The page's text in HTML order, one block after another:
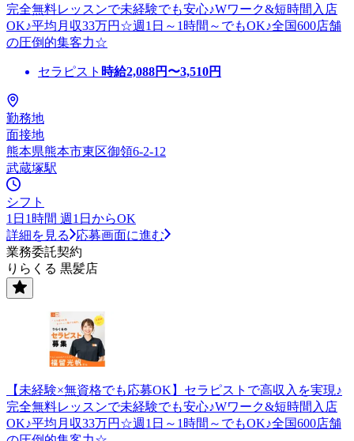
完全無料レッスンで未経験でも安心♪Wワーク&短時間入店
OK♪平均月収33万円☆週1日～1時間～でもOK♪全国600店舗
の圧倒的集客力☆
セラピスト 時給2,088円〜3,510円
勤務地
面接地
熊本県熊本市東区御領6-2-12
武蔵塚駅
シフト
1日1時間 週1日からOK
詳細を見る
応募画面に進む
業務委託契約
りらくる 黒髪店
【未経験×無資格でも応募OK】セラピストで高収入を実現♪
完全無料レッスンで未経験でも安心♪Wワーク&短時間入店
OK♪平均月収33万円☆週1日～1時間～でもOK♪全国600店舗